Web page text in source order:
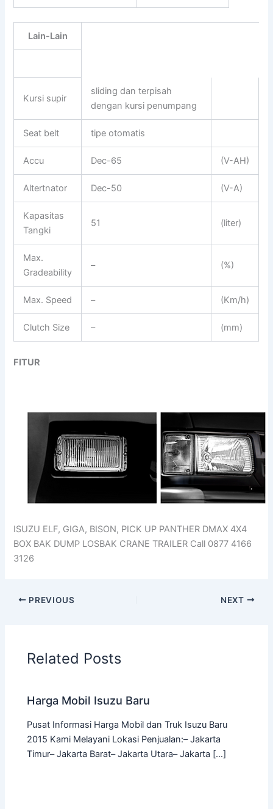
Lain-Lain
Kursi supir
sliding dan terpisah
dengan kursi penumpang
Seat belt tipe otomatis
Accu Dec-65 (V-AH)
Altertnator Dec-50 (V-A)
Kapasitas
Tangki
51 (liter)
Max.
Gradeability
– (%)
Max. Speed – (Km/h)
Clutch Size – (mm)
FITUR
ISUZU ELF, GIGA, BISON, PICK UP PANTHER DMAX 4X4
BOX BAK DUMP LOSBAK CRANE TRAILER Call 0877 4166
3126
PREVIOUS NEXT
Related Posts
Harga Mobil Isuzu Baru
Pusat Informasi Harga Mobil dan Truk Isuzu Baru
2015 Kami Melayani Lokasi Penjualan:– Jakarta
Timur– Jakarta Barat– Jakarta Utara– Jakarta […]